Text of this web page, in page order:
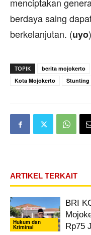
berdaya saing
berkelanjutan. (uyo)
TOPIK berita mojokerto
Kota Mojokerto
Stunting
ARTIKEL TERKAIT
Hukum dan
Kriminal
BRI
Rp75